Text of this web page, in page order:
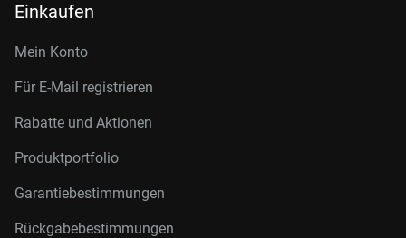
Einkaufen
Mein Konto
Für E-Mail registrieren
Rabatte und Aktionen
Produktportfolio
Garantiebestimmungen
Rückgabebestimmungen